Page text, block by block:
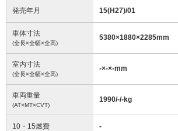
発売年月 15(H27)/01
車体寸法
(全長×全幅×全高)
5380×1880×2285mm
室内寸法
(全長×全幅×全高)
-×-×-mm
車両重量
(AT×MT×CVT)
1990/-/-kg
10・15燃費 -